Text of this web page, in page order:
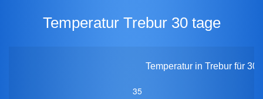
Temperatur Trebur 30 tage
Temperatur in Trebur für 30